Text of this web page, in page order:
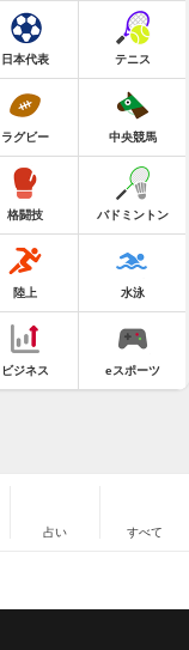
日本代表 テニス
ラグビー 中央競馬
格闘技 バドミントン
陸上 水泳
ビジネス eスポーツ
占い すべて